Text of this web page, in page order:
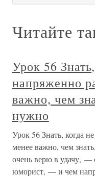
Читайте
Урок 56
напряженно
важно, чем
нужно
Урок 56 Знать, когда
менее важно, чем
очень верю в удачу, —
юморист, — и чем